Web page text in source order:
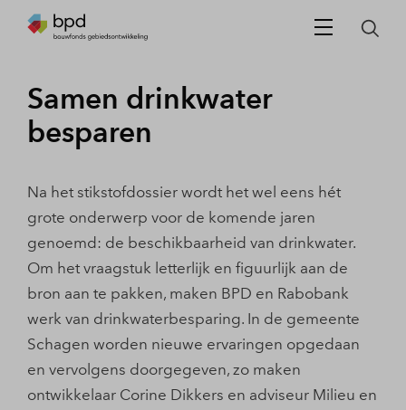
Samen drinkwater
besparen
Na het stikstofdossier wordt het wel eens hét
grote onderwerp voor de komende jaren
genoemd: de beschikbaarheid van drinkwater.
Om het vraagstuk letterlijk en figuurlijk aan de
bron aan te pakken, maken BPD en Rabobank
werk van drinkwaterbesparing. In de gemeente
Schagen worden nieuwe ervaringen opgedaan
en vervolgens doorgegeven, zo maken
ontwikkelaar Corine Dikkers en adviseur Milieu en